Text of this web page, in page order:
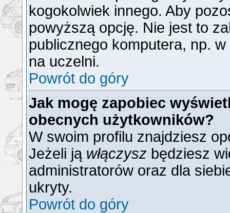
kogokolwiek innego. Aby
powyższą opcję. Nie jest to
publicznego komputera, np.
na uczelni.
Powrót do góry
Jak mogę zapobiec
obecnych użytkowników?
W swoim profilu znajdziesz
Jeżeli ją włączysz będziesz
administratorów oraz dla
ukryty.
Powrót do góry